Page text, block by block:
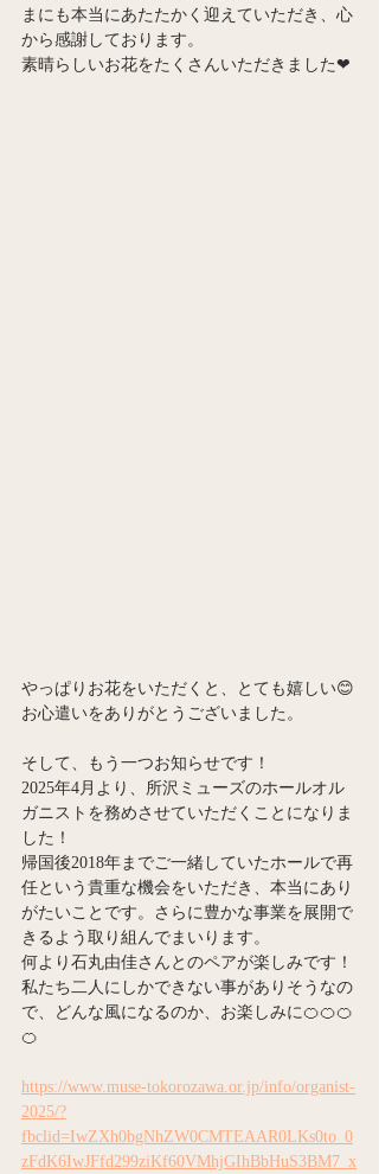
まにも本当にあたたかく迎えていただき、心
から感謝しております。
素晴らしいお花をたくさんいただきました❤︎
やっぱりお花をいただくと、とても嬉しい😊
お心遣いをありがとうございました。
そして、もう一つお知らせです！
2025年4月より、所沢ミューズのホールオル
ガニストを務めさせていただくことになりま
した！
帰国後2018年までご一緒していたホールで再
任という貴重な機会をいただき、本当にあり
がたいことです。さらに豊かな事業を展開で
きるよう取り組んでまいります。
何より石丸由佳さんとのペアが楽しみです！
私たち二人にしかできない事がありそうなの
で、どんな風になるのか、お楽しみに🍊🍊🍊
🍊
https://www.muse-tokorozawa.or.jp/info/organist-
2025/?
fbclid=IwZXh0bgNhZW0CMTEAAR0LKs0to_0
zFdK6IwJFfd299ziKf60VMhjGIhBbHuS3BM7_x